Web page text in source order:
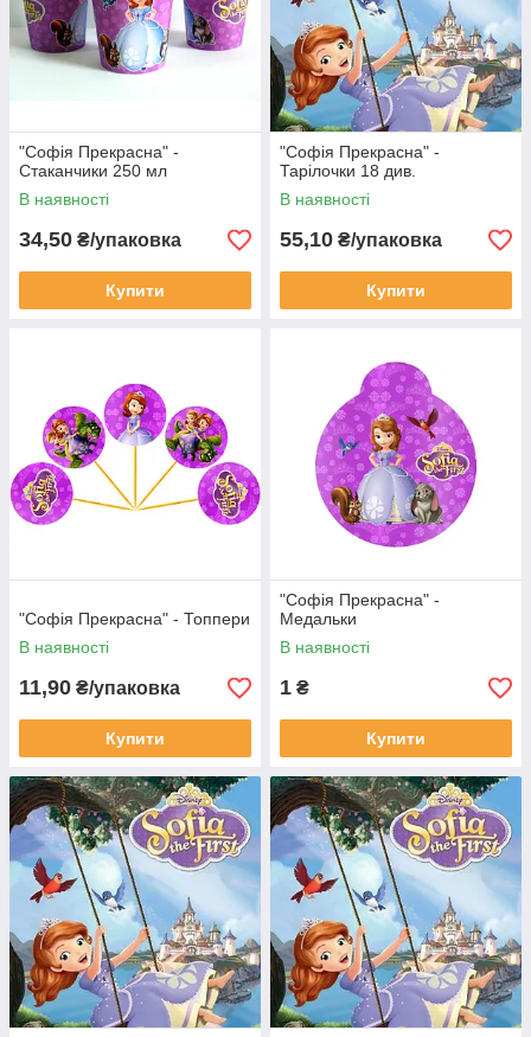
"Софія Прекрасна" -
Стаканчики 250 мл
В наявності
34,50 ₴/упаковка
Купити
"Софія Прекрасна" -
Тарілочки 18 див.
В наявності
55,10 ₴/упаковка
Купити
"Софія Прекрасна" - Топпери
В наявності
11,90 ₴/упаковка
Купити
"Софія Прекрасна" -
Медальки
В наявності
1 ₴
Купити